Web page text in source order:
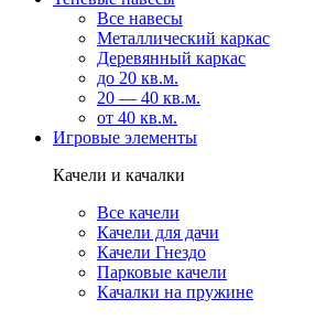
Все навесы
Металлический каркас
Деревянный каркас
до 20 кв.м.
20 — 40 кв.м.
от 40 кв.м.
Игровые элементы
Качели и качалки
Все качели
Качели для дачи
Качели Гнездо
Парковые качели
Качалки на пружине